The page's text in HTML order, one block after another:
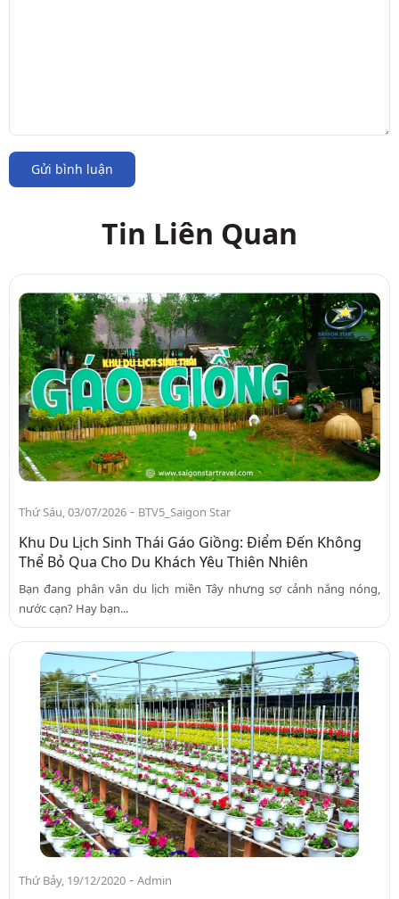
Gửi bình luận
Tin Liên Quan
Thứ Sáu, 03/07/2026 - BTV5_Saigon Star
Khu Du Lịch Sinh Thái Gáo Giồng: Điểm Đến Không
Thể Bỏ Qua Cho Du Khách Yêu Thiên Nhiên
Bạn đang phân vân du lịch miền Tây nhưng sợ cảnh nắng nóng,
nước cạn? Hay bạn...
Thứ Bảy, 19/12/2020 - Admin